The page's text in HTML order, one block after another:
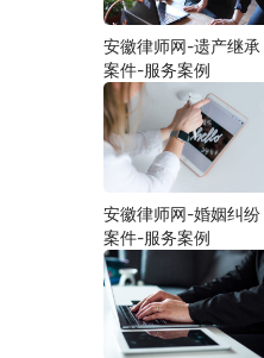
安徽律师网-遗产继承
案件-服务案例
安徽律师网-婚姻纠纷
案件-服务案例